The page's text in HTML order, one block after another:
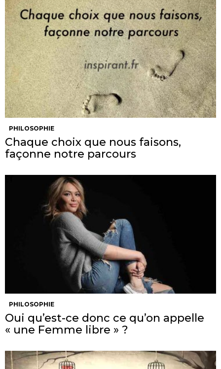
PHILOSOPHIE
Chaque choix que nous faisons,
façonne notre parcours
PHILOSOPHIE
Oui qu’est-ce donc ce qu’on appelle
« une Femme libre » ?